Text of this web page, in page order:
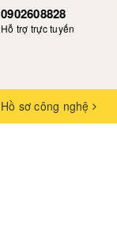
0902608828
Hỗ trợ trực tuyến
Hồ sơ công nghệ